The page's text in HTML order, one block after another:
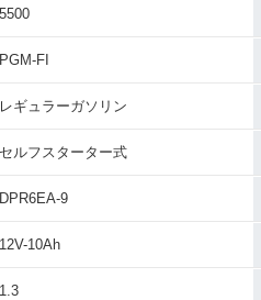
5500
PGM-FI
レギュラーガソリン
セルフスターター式
DPR6EA-9
12V-10Ah
1.3